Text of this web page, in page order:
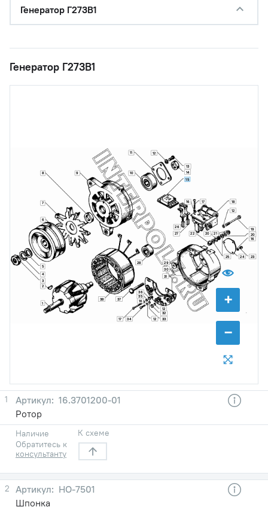
Генератор Г273В1
Генератор Г273В1
+
−
1
2
3
4
5
6
7
8 9 10
11 12
12
12
12
13
14
15
16
16
16
17
17
18
19
20
20 21
22
23
24
25
26
27
28 29
30
31
32
33
34
35
36
37
38
1
16.3701200-01
Ротор
Наличие
Обратитесь к
консультанту
К схеме
2
НО-7501
Шпонка